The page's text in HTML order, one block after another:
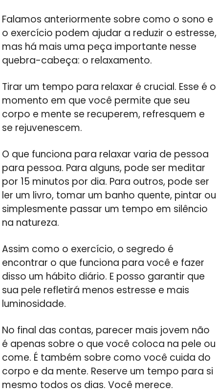
Falamos anteriormente sobre como o sono e
o exercício podem ajudar a reduzir o estresse,
mas há mais uma peça importante nesse
quebra-cabeça: o relaxamento.
Tirar um tempo para relaxar é crucial. Esse é o
momento em que você permite que seu
corpo e mente se recuperem, refresquem e
se rejuvenescem.
O que funciona para relaxar varia de pessoa
para pessoa. Para alguns, pode ser meditar
por 15 minutos por dia. Para outros, pode ser
ler um livro, tomar um banho quente, pintar ou
simplesmente passar um tempo em silêncio
na natureza.
Assim como o exercício, o segredo é
encontrar o que funciona para você e fazer
disso um hábito diário. E posso garantir que
sua pele refletirá menos estresse e mais
luminosidade.
No final das contas, parecer mais jovem não
é apenas sobre o que você coloca na pele ou
come. É também sobre como você cuida do
corpo e da mente. Reserve um tempo para si
mesmo todos os dias. Você merece.